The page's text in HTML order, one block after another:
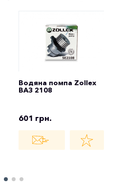
Водяна помпа Zollex
ВАЗ 2108
601 грн.